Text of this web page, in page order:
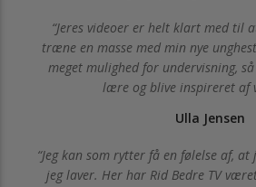
Jeres videoer er helt klart med til
træne en masse med min nye
meget mulighed for undervisning,
lære og blive inspireret af
Ulla Jensen
Jeg kan som rytter få en følelse af,
jeg laver. Her har Rid Bedre TV